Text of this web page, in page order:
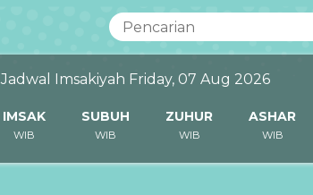
Jadwal Imsakiyah Friday, 07 Aug 2026
IMSAK SUBUH ZUHUR ASHAR
WIB WIB WIB WIB